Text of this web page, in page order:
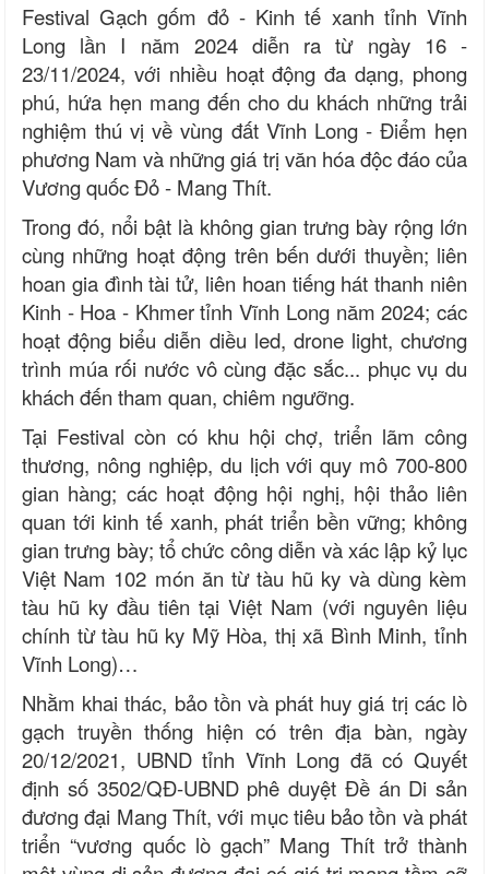
Festival Gạch gốm đỏ - Kinh tế xanh tỉnh Vĩnh
Long lần I năm 2024 diễn ra từ ngày 16 -
23/11/2024, với nhiều hoạt động đa dạng, phong
phú, hứa hẹn mang đến cho du khách những trải
nghiệm thú vị về vùng đất Vĩnh Long - Điểm hẹn
phương Nam và những giá trị văn hóa độc đáo của
Vương quốc Đỏ - Mang Thít.
Trong đó, nổi bật là không gian trưng bày rộng lớn
cùng những hoạt động trên bến dưới thuyền; liên
hoan gia đình tài tử, liên hoan tiếng hát thanh niên
Kinh - Hoa - Khmer tỉnh Vĩnh Long năm 2024; các
hoạt động biểu diễn diều led, drone light, chương
trình múa rối nước vô cùng đặc sắc... phục vụ du
khách đến tham quan, chiêm ngưỡng.
Tại Festival còn có khu hội chợ, triển lãm công
thương, nông nghiệp, du lịch với quy mô 700-800
gian hàng; các hoạt động hội nghị, hội thảo liên
quan tới kinh tế xanh, phát triển bền vững; không
gian trưng bày; tổ chức công diễn và xác lập kỷ lục
Việt Nam 102 món ăn từ tàu hũ ky và dùng kèm
tàu hũ ky đầu tiên tại Việt Nam (với nguyên liệu
chính từ tàu hũ ky Mỹ Hòa, thị xã Bình Minh, tỉnh
Vĩnh Long)…
Nhằm khai thác, bảo tồn và phát huy giá trị các lò
gạch truyền thống hiện có trên địa bàn, ngày
20/12/2021, UBND tỉnh Vĩnh Long đã có Quyết
định số 3502/QĐ-UBND phê duyệt Đề án Di sản
đương đại Mang Thít, với mục tiêu bảo tồn và phát
triển “vương quốc lò gạch” Mang Thít trở thành